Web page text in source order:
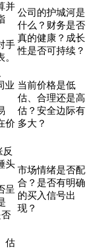
并
手
公司的护城河是
什么？财务是否
真的健康？成长
性是否可持续？
业
价
当前价格是低
估、合理还是高
估？安全边际有
多大？
反
头
呈
市场情绪是否配
合？是否有明确
的买入信号出
现？
估